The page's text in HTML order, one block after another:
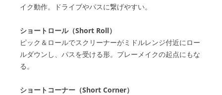
イク動作。ドライブやパスに繋げやすい。
ショートロール（Short Roll）
ピック＆ロールでスクリーナーがミドルレンジ付近にロー
ルダウンし、パスを受ける形。プレーメイクの起点にもな
る。
ショートコーナー（Short Corner）